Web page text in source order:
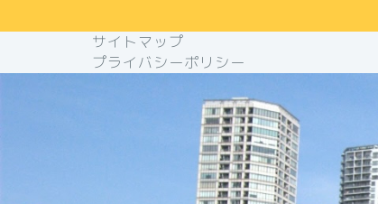
サイトマップ
プライバシーポリシー